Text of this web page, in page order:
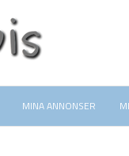
MINA ANNONSER